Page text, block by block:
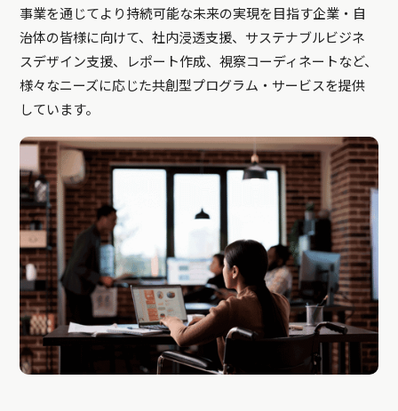
事業を通じてより持続可能な未来の実現を目指す企業・自
治体の皆様に向けて、社内浸透支援、サステナブルビジネ
スデザイン支援、レポート作成、視察コーディネートなど、
様々なニーズに応じた共創型プログラム・サービスを提供
しています。